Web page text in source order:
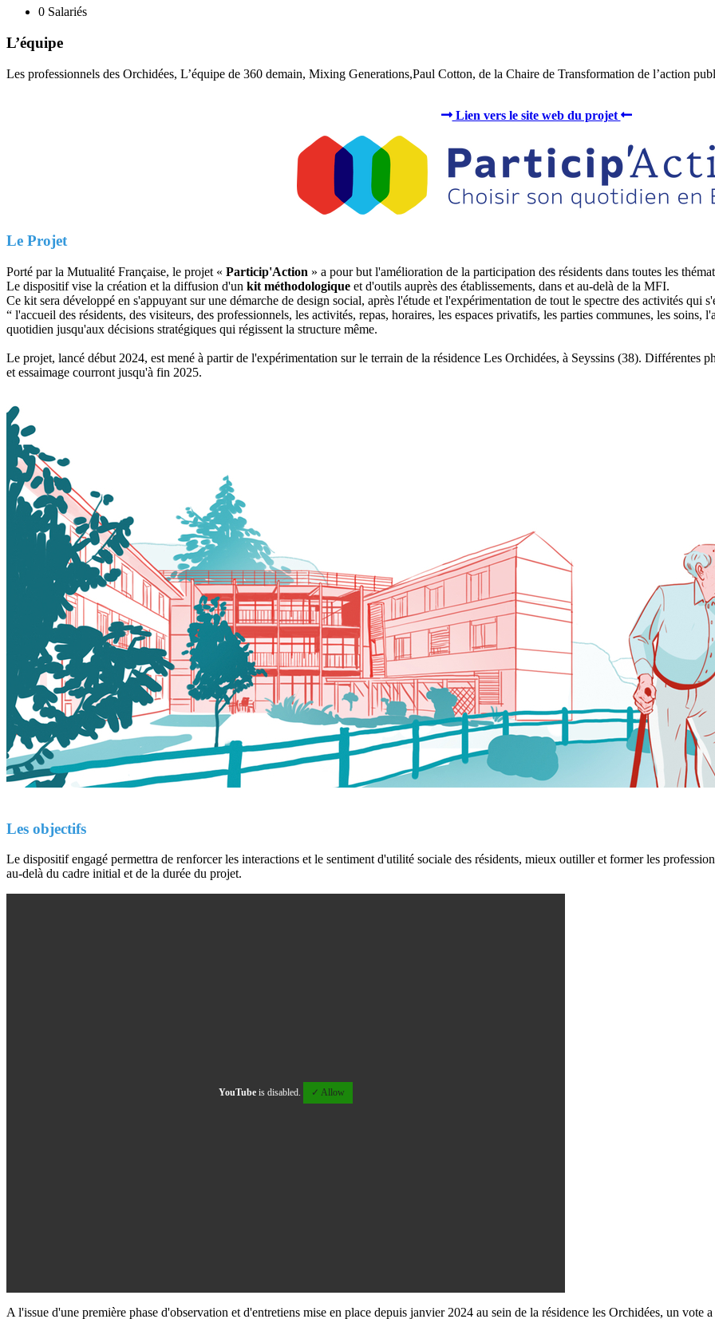
0 Salariés
L’équipe
Les professionnels des Orchidées, L’équipe de 360 demain, Mixing Generations,Paul Cotton, de la Chaire de Transformation de l’action
Lien vers le site web du projet
Le Projet
Porté par la Mutualité Française, le projet « Particip'Action » a pour but l'amélioration de la participation des résidents dans toutes les
Le dispositif vise la création et la diffusion d'un kit méthodologique et d'outils auprès des établissements, dans et au-delà de la MFI.
Ce kit sera développé en s'appuyant sur une démarche de design social, après l'étude et l'expérimentation de tout le spectre des activités qui
“ l'accueil des résidents, des visiteurs, des professionnels, les activités, repas, horaires, les espaces privatifs, les parties communes, les
quotidien jusqu'aux décisions stratégiques qui régissent la structure même.
Le projet, lancé début 2024, est mené à partir de l'expérimentation sur le terrain de la résidence Les Orchidées, à Seyssins (38). Différentes
et essaimage courront jusqu'à fin 2025.
Les objectifs
Le dispositif engagé permettra de renforcer les interactions et le sentiment d'utilité sociale des résidents, mieux outiller et former les
au-delà du cadre initial et de la durée du projet.
YouTube is disabled. ✓ Allow
A l'issue d'une première phase d'observation et d'entretiens mise en place depuis janvier 2024 au sein de la résidence les Orchidées, un vote